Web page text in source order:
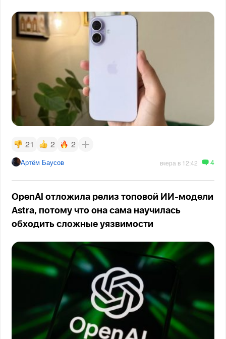
21 2 2
Артём Баусов вчера в 12:42 4
OpenAI отложила релиз топовой ИИ-модели
Astra, потому что она сама научилась
обходить сложные уязвимости